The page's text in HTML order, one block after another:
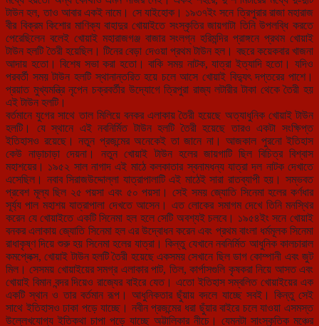
টাউন হল, তাও আবার একই নামে। সে যাইহোক। ১৯৩৭ইং সনে ত্রিপুরার রাজা মহারাজ
বীর বিক্রম কিশোর মাণিক্য বাহাদুর খোয়াইতে সংস্কৃতির জায়গাটা তিনি উপলব্ধি করতে
পেরেছিলেন বলেই খোয়াই মহারাজগঞ্জ বাজার সংলগ্ন হরিমন্দির প্রাঙ্গনে প্রথম খোয়াই
টাউন হলটি তৈরী হয়েছিল। টিনের বেড়া দেওয়া প্রথম টাউন হল। বছরে কয়েকবার খাজনা
আদায় হতো। বিশেষ সভা করা হতো। বাকি সময় নাটক, যাত্রা ইত্যাদি হতো। যদিও
পরবর্তী সময় টাউন হলটি স্থানান্তরিত হয়ে চলে আসে খোয়াই বিদ্যুৎ দপ্তরের পাশে।
প্রয়াত মুখ্যমন্ত্রি নৃপেন চক্রবর্তীর উদ্যোগে ত্রিপুরা রাজ্য লটারীর টাকা থেকে তৈরী হয়
এই টাউন হলটি।
বর্তমানে যুগের সাথে তাল মিলিয়ে বনকর এলাকায় তৈরী হয়েছে অত্যাধুনিক খোয়াই টাউন
হলটি। যে স্থানে এই নবনির্মিত টাউন হলটি তৈরী হয়েছে তারও একটা সংক্ষিপ্ত
ইতিহাসও রয়েছে। নতুন প্রজন্মের অনেকেই তা জানে না। আজকাল পুরনো ইতিহাস
কেউ নাড়াচাড়া দেয়না। নতুন খোয়াই টাউন হলের জায়গাটি ছিল বিচিত্র বিশ্বাস
মহাশয়ের। ১৯৫২ সাল নাগাদ এই মাঠে কলকাতার স্বনামধন্য যাত্রা দল নাটক দেখাতে
এসেছিল। নবাব সিরাজউদ্দোল্লা যাত্রাপালাটি এই মাঠেই সারা রাতব্যাপী হয়। সম্ভবত
প্রবেশ মূল্য ছিল ২৫ পয়সা এবং ৫০ পয়সা। সেই সময় জ্যোতি সিনেমা হলের কর্ণধার
সূর্য্য পাল মহাশয় যাত্রাপালা দেখতে আসেন। এত লোকের সমাগম দেখে তিনি মনস্থির
করেন যে খোয়াইতে একটি সিনেমা হল হলে সেটি অবশ্যই চলবে। ১৯৫৪ইং সনে খোয়াই
বনকর এলাকায় জ্যোতি সিনেমা হল এর উদ্বোধন করেন এবং প্রথম বাংলা ধর্মমূলক সিনেমা
রাধাকৃষ্ণ দিয়ে শুরু হয় সিনেমা হলের যাত্রা। কিন্তু যেখানে নবনির্মিত আধুনিক কালচারাল
কমপ্লেক্স, খোয়াই টাউন হলটি তৈরী হয়েছে একসময় সেখানে ছিল ডাগ কোম্পানী এবং জুট
মিল। সেসময় খোয়াইয়ের সমগ্র এলাকার পাট, তিল, কার্পাসগুলি কৃষকরা নিয়ে আসত এবং
খোয়াই বিমান বন্দর দিয়েও রাজ্যের বাইরে যেত। এতো ইতিহাস সম্বলিত খোয়াইয়ের এক
একটি স্থান ও তার বর্তমান রূপ। আধুনিকতার ছুঁয়ায় বদলে যাচ্ছে সবই। কিন্তু সেই
সাথে ইতিহাসও ঢাকা পড়ে যাচ্ছে। নবীন প্রজন্মের ধরা ছুঁয়ার বাইরে চলে যাওয়া এসমস্ত
উল্লেখযোগ্য ইতিকথা চাপা পড়ে যাচ্ছে অট্টালিকার নীচে। যেমনটা সাংস্কৃতিক মঞ্চের